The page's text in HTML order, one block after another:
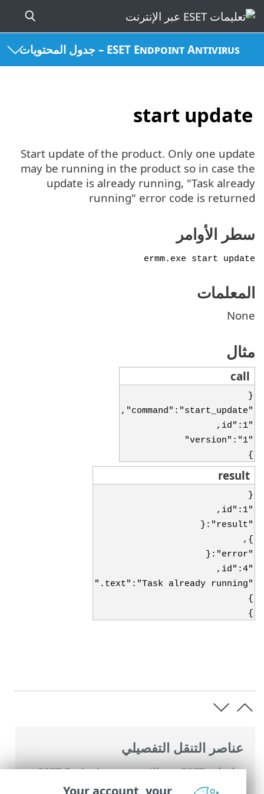
ESET Endpoint Antivirus – جدول المحتويات
start update
عناصر التنقل التفصيلي
تعليمات ESET عبر الإنترنت >
ESET Endpoint
Antivirus
> الإعداد المتقدم>المراقبة والإدارة
Start update of the product. Only one update
may be running in the product so in case the
update is already running, "Task already
running" error code is returned
سطر الأوامر
ermm.exe start update
المعلمات
None
مثال
call
{
"command":"start_update",
"id":1,
"version":"1"
}
result
{
"id":1,
"result":{
},
"error":{
"id":4,
"text":"Task already running."
}
}
Your account, your